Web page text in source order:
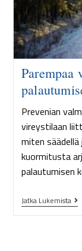
Parempaa
Prevenian
vireystilaan
miten
kuormitusta
palautumisen
Jatka Lukemista